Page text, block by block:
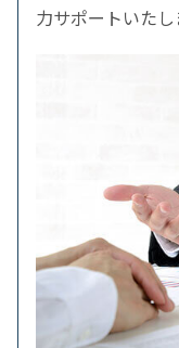
力サポートいたし